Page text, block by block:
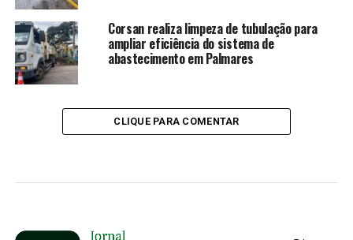
Corsan realiza limpeza de tubulação para
ampliar eficiência do sistema de
abastecimento em Palmares
CLIQUE PARA COMENTAR